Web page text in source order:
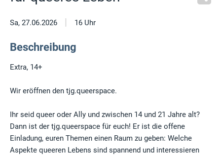
Sa, 27.06.2026 | 16 Uhr
Beschreibung
Extra, 14+
Wir eröffnen den tjg.queerspace.
Ihr seid queer oder Ally und zwischen 14 und 21 Jahre alt?
Dann ist der tjg.queerspace für euch! Er ist die offene
Einladung, euren Themen einen Raum zu geben: Welche
Aspekte queeren Lebens sind spannend und interessieren